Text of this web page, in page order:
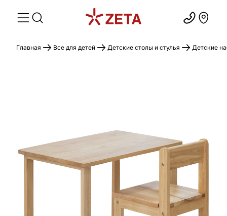
Главная Все для детей Детские столы и стулья Детские